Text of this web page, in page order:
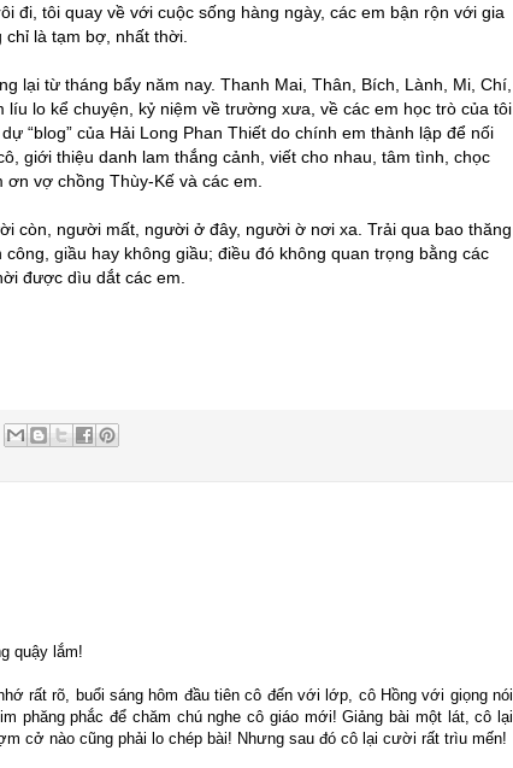
đi, tôi quay về với cuộc sống hàng ngày, các em bận rộn với gia
là tạm bợ, nhất thời.
lại từ tháng bẩy năm nay. Thanh Mai, Thân, Bích, Lành, Mi, Chí,
lo kể chuyện, kỷ niệm về trường xưa, về các em học trò của tôi
“blog” của Hải Long Phan Thiết do chính em thành lập để nối
giới thiệu danh lam thắng cảnh, viết cho nhau, tâm tình, chọc
ơn vợ chồng Thùy-Kế và các em.
còn, người mất, người ở đây, người ờ nơi xa. Trải qua bao thăng
giầu hay không giầu; điều đó không quan trọng bằng các
được dìu dắt các em.
quậy lắm!
rất rõ, buổi sáng hôm đầu tiên cô đến với lớp, cô Hồng với giọng nói
phăng phắc để chăm chú nghe cô giáo mới! Giảng bài một lát, cô lại
cở nào cũng phải lo chép bài! Nhưng sau đó cô lại cười rất trìu mến!